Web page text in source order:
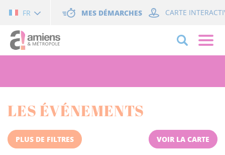
FR MES DÉMARCHES CARTE
LES ÉVÉNEMENTS
PLUS DE FILTRES VOIR LA CARTE